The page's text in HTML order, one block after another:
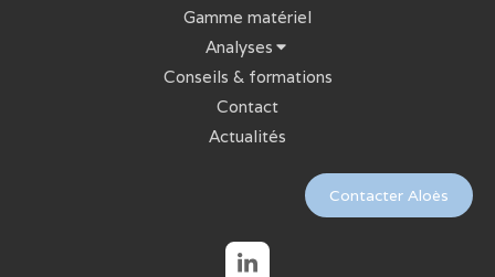
Gamme matériel
Analyses
Conseils & formations
Contact
Actualités
Contacter Aloès